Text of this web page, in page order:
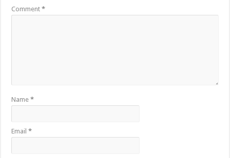
Comment*
Name*
Email*